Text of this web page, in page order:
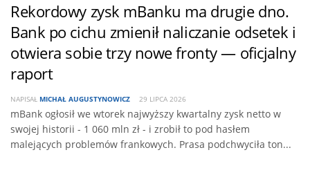
Rekordowy zysk mBanku ma drugie dno.
Bank po cichu zmienił naliczanie odsetek i
otwiera sobie trzy nowe fronty — oficjalny
raport
NAPISAŁ MICHAŁ AUGUSTYNOWICZ 29 LIPCA 2026
mBank ogłosił we wtorek najwyższy kwartalny zysk netto w
swojej historii - 1 060 mln zł - i zrobił to pod hasłem
malejących problemów frankowych. Prasa podchwyciła ton...